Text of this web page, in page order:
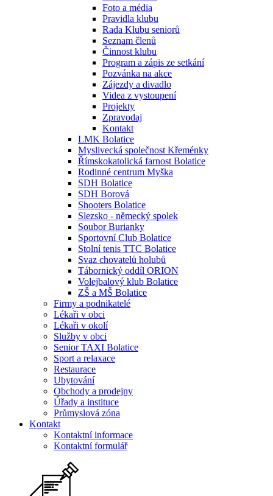
Foto a média
Pravidla klubu
Rada Klubu seniorů
Seznam členů
Činnost klubu
Program a zápis ze setkání
Pozvánka na akce
Zájezdy a divadlo
Videa z vystoupení
Projekty
Zpravodaj
Kontakt
LMK Bolatice
Myslivecká společnost Křeménky
Římskokatolická farnost Bolatice
Rodinné centrum Myška
SDH Bolatice
SDH Borová
Shooters Bolatice
Slezsko - německý spolek
Soubor Burianky
Sportovní Club Bolatice
Stolní tenis TTC Bolatice
Svaz chovatelů holubů
Tábornický oddíl ORION
Volejbalový klub Bolatice
ZŠ a MŠ Bolatice
Firmy a podnikatelé
Lékaři v obci
Lékaři v okolí
Služby v obci
Senior TAXI Bolatice
Sport a relaxace
Restaurace
Ubytování
Obchody a prodejny
Úřady a instituce
Průmyslová zóna
Kontakt
Kontaktní informace
Kontaktní formulář